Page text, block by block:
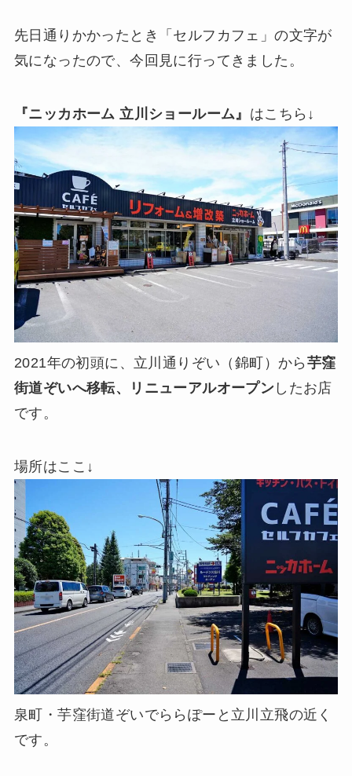
先日通りかかったとき「セルフカフェ」の文字が
気になったので、今回見に行ってきました。
『ニッカホーム 立川ショールーム』 はこちら↓
2021年の初頭に、立川通りぞい（錦町）から 芋窪
街道ぞいへ移転、リニューアルオープン したお店
です。
場所はここ↓
泉町・芋窪街道ぞいでららぽーと立川立飛の近く
です。